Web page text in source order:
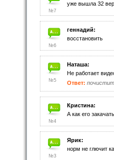
уже вышла 32
№7
геннадий:
восстановить
№6
Наташа:
Не работает
Ответ:
№5
Кристина:
А как его
№4
Ярик:
норм не глючит
№3